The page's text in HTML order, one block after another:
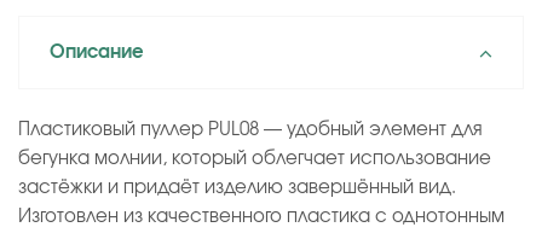
Описание
Пластиковый пуллер PUL08 — удобный элемент для
бегунка молнии, который облегчает использование
застёжки и придаёт изделию завершённый вид.
Изготовлен из качественного пластика с однотонным